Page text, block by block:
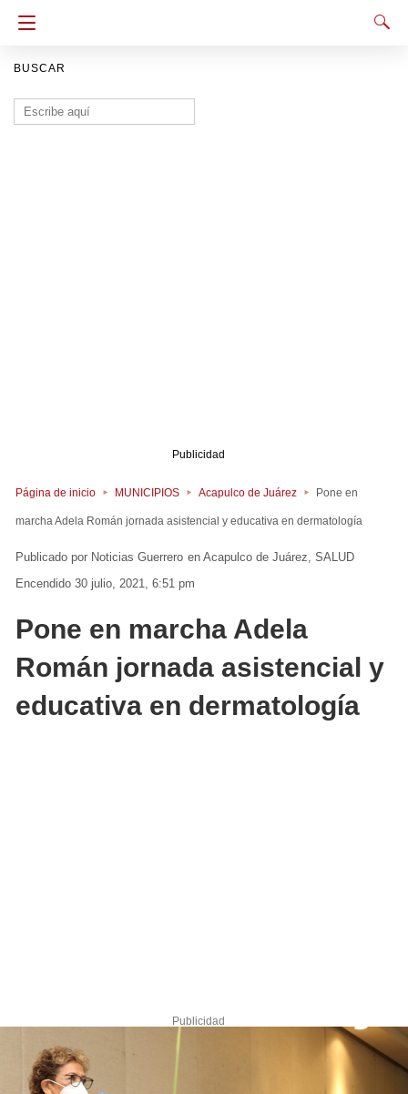
BUSCAR
Buscar:
Publicidad
Página de inicio MUNICIPIOS Acapulco de Juárez Pone en
marcha Adela Román jornada asistencial y educativa en dermatología
Noticias Guerrero en Acapulco de Juárez SALUD
Encendido 30 julio, 2021, 6:51 pm
Pone en marcha Adela
Román jornada asistencial y
educativa en dermatología
Publicidad